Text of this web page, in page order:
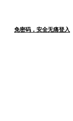
免密码，安全无痛登入